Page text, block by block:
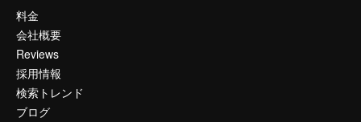
料金
会社概要
Reviews
採用情報
検索トレンド
ブログ